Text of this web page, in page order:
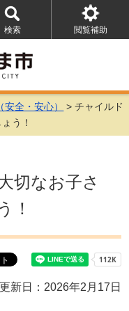
検索
を
開
く
閲覧補助
を
安全・安心）
> チャイルド
う！
切なお子さ
！
更新日：2026年2月17日